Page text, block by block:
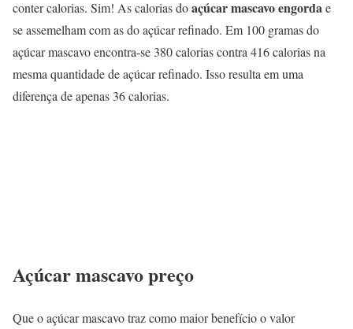
conter calorias. Sim! As calorias doaçúcar mascavo engordae
se assemelham com as do açúcar refinado. Em 100 gramas do
açúcar mascavo encontra-se 380 calorias contra 416 calorias na
mesma quantidade de açúcar refinado. Isso resulta em uma
diferença de apenas 36 calorias.
Açúcar mascavo preço
Que o açúcar mascavo traz como maior benefício o valor